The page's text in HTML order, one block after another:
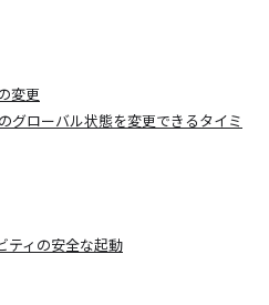
変更
グローバル状態を変更できるタイミ
ティの安全な起動